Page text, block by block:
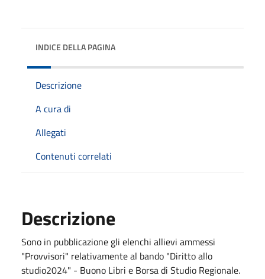
INDICE DELLA PAGINA
Descrizione
A cura di
Allegati
Contenuti correlati
Descrizione
Sono in pubblicazione gli elenchi allievi ammessi
"Provvisori" relativamente al bando "Diritto allo
studio2024" - Buono Libri e Borsa di Studio Regionale.